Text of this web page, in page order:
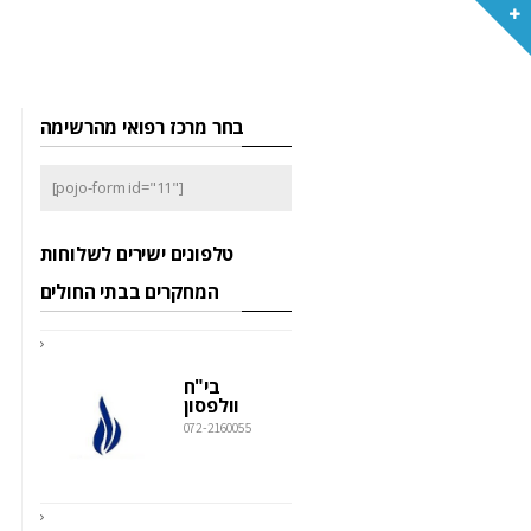
בחר מרכז רפואי מהרשימה
[pojo-form id="11"]
טלפונים ישירים לשלוחות
המחקרים בבתי החולים
בי"ח
וולפסון
072-2160055